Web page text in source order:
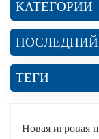
КАТЕГОРИИ
ПОСЛЕДНИЙ
ТЕГИ
Новая игровая